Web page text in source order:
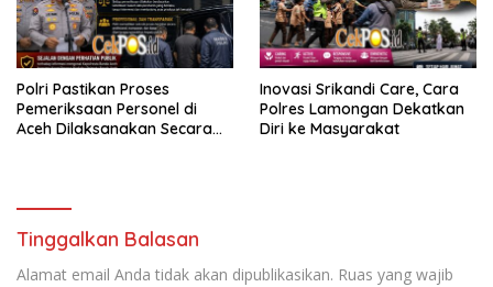
Polri Pastikan Proses
Pemeriksaan Personel di
Aceh Dilaksanakan Secara
Inovasi Srikandi Care, Cara
Polres Lamongan Dekatkan
Diri ke Masyarakat
Tinggalkan Balasan
Alamat email Anda tidak akan dipublikasikan. Ruas yang wajib